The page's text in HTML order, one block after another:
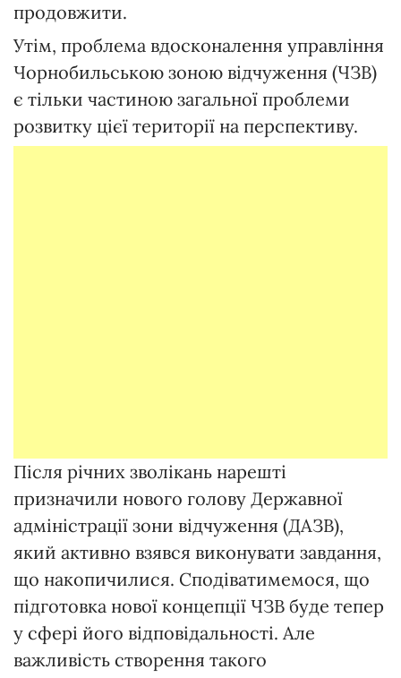
продовжити.
Утім, проблема вдосконалення управління
Чорнобильською зоною відчуження (ЧЗВ)
є тільки частиною загальної проблеми
розвитку цієї території на перспективу.
Після річних зволікань нарешті
призначили нового голову Державної
адміністрації зони відчуження (ДАЗВ),
який активно взявся виконувати завдання,
що накопичилися. Сподіватимемося, що
підготовка нової концепції ЧЗВ буде тепер
у сфері його відповідальності. Але
важливість створення такого